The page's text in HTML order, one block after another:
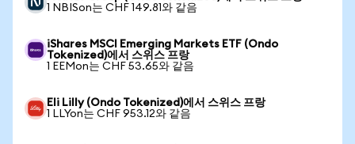
1 NBISon는 CHF 149.81와 같음
iShares MSCI Emerging Markets ETF (Ondo
Tokenized)에서 스위스 프랑
1 EEMon는 CHF 53.65와 같음
Eli Lilly (Ondo Tokenized)에서 스위스 프랑
1 LLYon는 CHF 953.12와 같음